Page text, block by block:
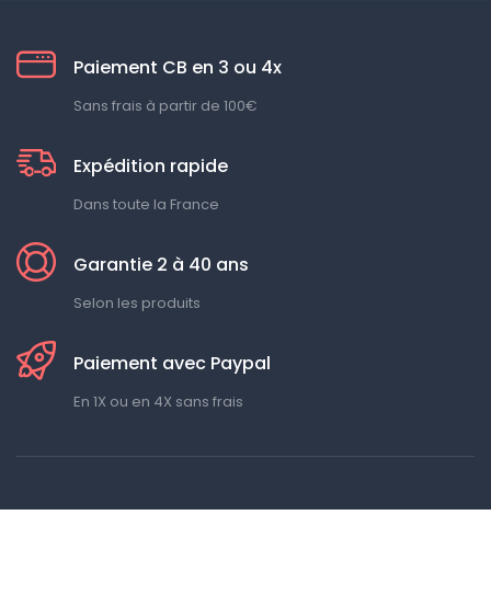
Paiement CB en 3 ou 4x
Sans frais à partir de 100€
Expédition rapide
Dans toute la France
Garantie 2 à 40 ans
Selon les produits
Paiement avec Paypal
En 1X ou en 4X sans frais